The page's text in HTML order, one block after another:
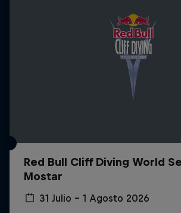
Red Bull Cliff Diving World
Mostar
31 Julio – 1 Agosto 2026